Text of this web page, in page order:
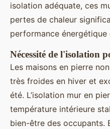
isolation adéquate, ces
pertes de chaleur
performance énergétique
Nécessité de l'isolation
Les maisons en pierre
très froides en hiver et
été. L’isolation mur en
température intérieure
bien-être des occupants.